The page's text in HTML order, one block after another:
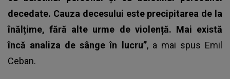
decedate. Cauza decesului este precipitarea de la
înălțime, fără alte urme de violență. Mai există
încă analiza de sânge în lucru”, a mai spus Emil
Ceban.